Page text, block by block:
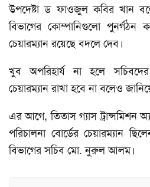
উপদেষ্টা ড ফাওজুল কবির খান
বিভাগের কোম্পানিগুলো পুনর্গঠন
চেয়ারম্যান রয়েছে বদলে দেব।
খুব অপরিহার্য না হলে
চেয়ারম্যান রাখা হবে না বলেও
এর আগে, তিতাস গ্যাস ট্রান্সমিশন
পরিচালনা বোর্ডের চেয়ারম্যান
বিভাগের সচিব মো. নুরুল আলম।